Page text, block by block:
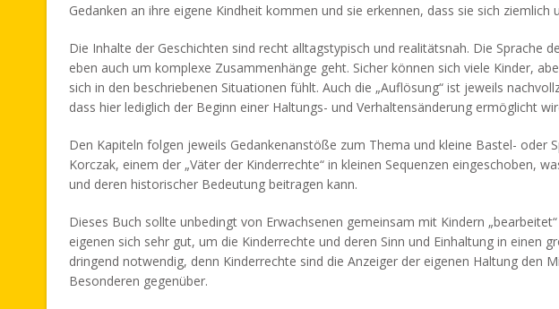
Gedanken an ihre eigene Kindheit kommen und sie erkennen, dass sie sich ziemlich
Die Inhalte der Geschichten sind recht alltagstypisch und realitätsnah. Die Sprache
eben auch um komplexe Zusammenhänge geht. Sicher können sich viele Kinder,
sich in den beschriebenen Situationen fühlt. Auch die „Auflösung“ ist jeweils
dass hier lediglich der Beginn einer Haltungs- und Verhaltensänderung ermöglicht
Den Kapiteln folgen jeweils Gedankenanstöße zum Thema und kleine Bastel- oder
Korczak, einem der „Väter der Kinderrechte“ in kleinen Sequenzen eingeschoben,
und deren historischer Bedeutung beitragen kann.
Dieses Buch sollte unbedingt von Erwachsenen gemeinsam mit Kindern
eigenen sich sehr gut, um die Kinderrechte und deren Sinn und Einhaltung in einen
dringend notwendig, denn Kinderrechte sind die Anzeiger der eigenen Haltung den
Besonderen gegenüber.